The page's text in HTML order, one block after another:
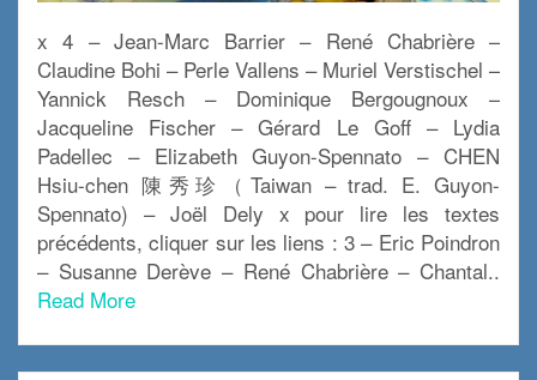
x 4 – Jean-Marc Barrier – René Chabrière –
Claudine Bohi – Perle Vallens – Muriel Verstischel –
Yannick Resch – Dominique Bergougnoux –
Jacqueline Fischer – Gérard Le Goff – Lydia
Padellec – Elizabeth Guyon-Spennato – CHEN
Hsiu-chen 陳秀珍（Taiwan – trad. E. Guyon-
Spennato) – Joël Dely x pour lire les textes
précédents, cliquer sur les liens : 3 – Eric Poindron
– Susanne Derève – René Chabrière – Chantal..
Read More